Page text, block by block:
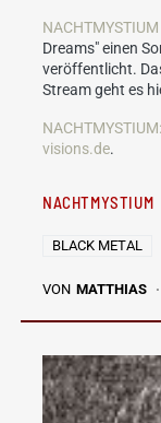
NACHTMYSTIUM
Dreams" einen
veröffentlicht.
Stream geht es
visions.de.
NACHTMYSTIUM
BLACK METAL
VON MATTHIAS